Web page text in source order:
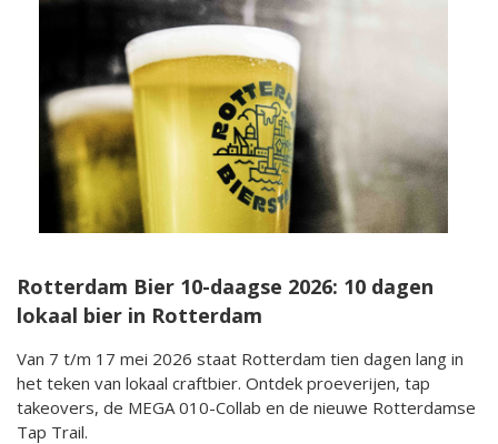
Rotterdam Bier 10-daagse 2026: 10 dagen
lokaal bier in Rotterdam
Van 7 t/m 17 mei 2026 staat Rotterdam tien dagen lang in
het teken van lokaal craftbier. Ontdek proeverijen, tap
takeovers, de MEGA 010-Collab en de nieuwe Rotterdamse
Tap Trail.